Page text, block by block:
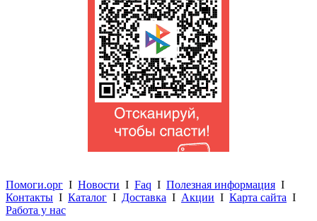
Помоги.орг I Новости I Faq I Полезная информация I
Контакты I Каталог I Доставка I Акции I Карта сайта I
Работа у нас